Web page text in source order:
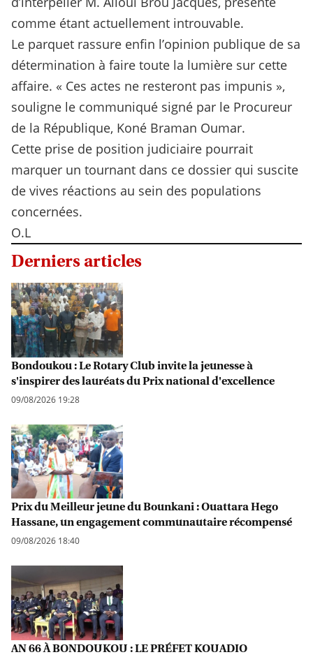
comme étant actuellement introuvable.
Le parquet rassure enfin l’opinion publique de sa
détermination à faire toute la lumière sur cette
affaire. « Ces actes ne resteront pas impunis »,
souligne le communiqué signé par le Procureur
de la République, Koné Braman Oumar.
Cette prise de position judiciaire pourrait
marquer un tournant dans ce dossier qui suscite
de vives réactions au sein des populations
concernées.
O.L
Derniers articles
Bondoukou : Le Rotary Club invite la jeunesse à
s'inspirer des lauréats du Prix national d'excellence
09/08/2026 19:28
Prix du Meilleur jeune du Bounkani : Ouattara Hego
Hassane, un engagement communautaire récompensé
09/08/2026 18:40
AN 66 À BONDOUKOU : LE PRÉFET KOUADIO